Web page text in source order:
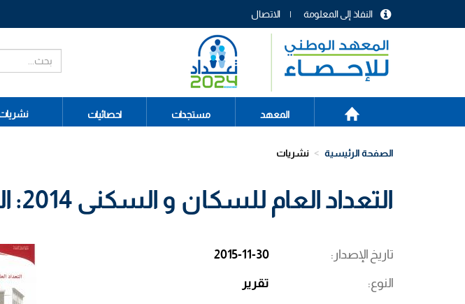
menu
header
الاتصال النفاذ إلى المعلومة
Main
navigation
الرئيسية
المعهد مستجدات احصائيات
الصفحة الرئيسية نشريات
التعداد العام للسكان و السكنى 2014: الجزء الأول
تاريخ الإصدار 2015-11-30
النوع تقرير